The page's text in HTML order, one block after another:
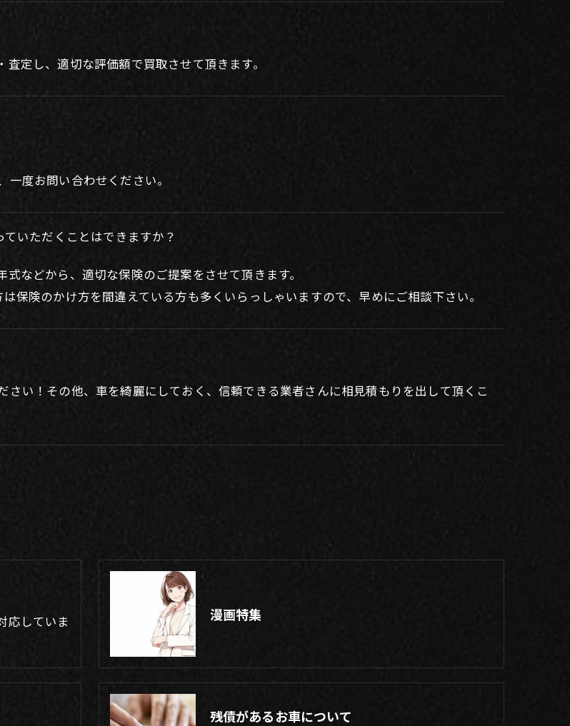
定し、適切な評価額で買取させて頂きます。
度お問い合わせください。
いただくことはできますか？
などから、適切な保険のご提案をさせて頂きます。
保険のかけ方を間違えている方も多くいらっしゃいますので、早めにご相談下さい。
い！その他、車を綺麗にしておく、信頼できる業者さんに相見積もりを出して頂くこ
応していま
漫画特集
残債があるお車について